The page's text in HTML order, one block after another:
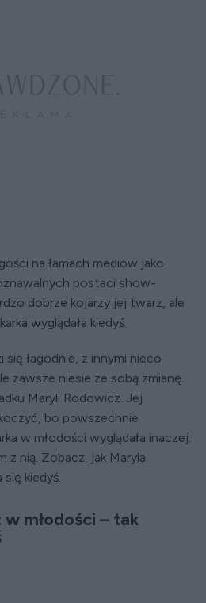
na łamach mediów jako
postaci show-
dobrze kojarzy jej twarz, ale
wyglądała kiedyś.
łagodnie, z innymi nieco
zawsze niesie ze sobą zmianę.
Maryli Rodowicz. Jej
bo powszechnie
w młodości wyglądała inaczej.
z nią. Zobacz, jak Maryla
kiedyś.
młodości – tak